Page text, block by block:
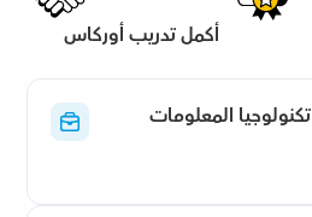
أكمل تدريب أوركاس